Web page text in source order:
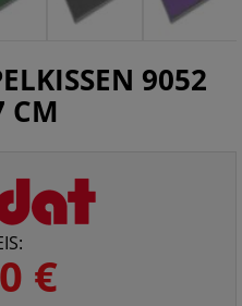
9052
CM
€